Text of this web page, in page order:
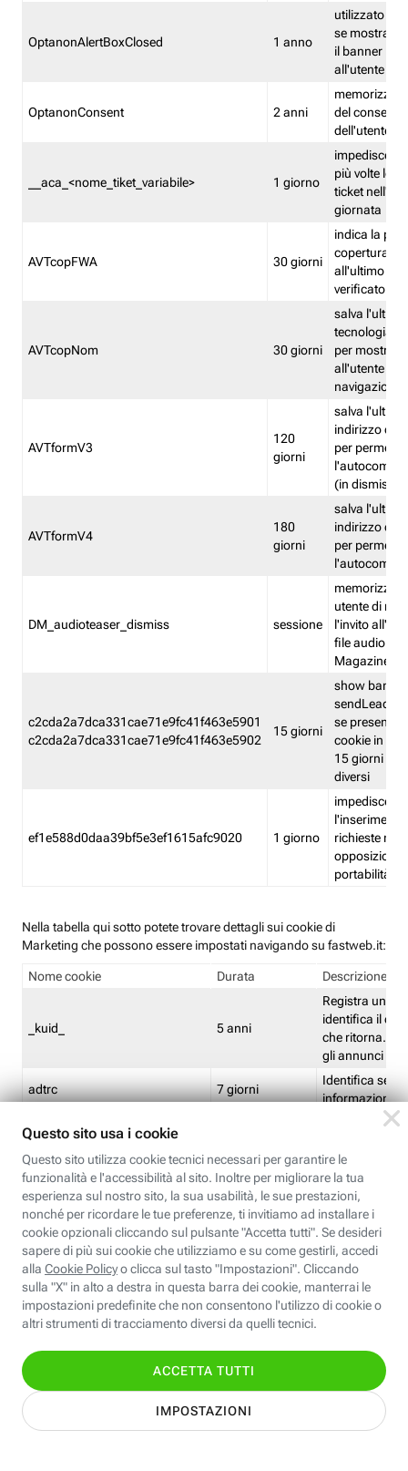
OptanonAlertBoxClosed 1 anno
utilizzato per
se mostrare
il banner
all'utente
OptanonConsent 2 anni
memorizza
del
dell'utente
__aca_<nome_tiket_variabile> 1 giorno
impedisce di
più volte lo
ticket
giornata
AVTcopFWA 30 giorni
indica la
copertura
all'ultimo
verificato
AVTcopNom 30 giorni
salva l'ultima
tecnologia
per
all'utente
navigazione
AVTformV3
120
giorni
salva l'ultimo
indirizzo di
per
(in
AVTformV4
180
giorni
salva l'ultimo
indirizzo di
per
DM_audioteaser_dismiss sessione
memorizza
utente di
l'invito
file audio del
Magazine
c2cda2a7dca331cae71e9fc41f463e5901
c2cda2a7dca331cae71e9fc41f463e5902
15 giorni
show banner
sendLead
se presenti
cookie in un
15 giorni e
diversi
ef1e588d0daa39bf5e3ef1615afc9020 1 giorno
impedisce
l'inserimento
richieste
opposizione
portabilità
Nella tabella qui sotto potete trovare dettagli sui cookie di
Marketing che possono essere impostati navigando su fastweb.it:
Nome cookie Durata Descrizione
_kuid_ 5 anni
Registra un ID
identifica il
che ritorna.
gli annunci
adtrc 7 giorni
Identifica se
informazioni
CFFC<TagID>
Limite di
CM 1 giorno
Identifica se
ricontrollare
corrispondenti
(impostata da
CM14 14 giorni
Identifica se
ricontrollare
corrispondenti
(impostata da
pagine
EBFC<BannerID> 7 giorni
Identifica la
banner
Identifica la